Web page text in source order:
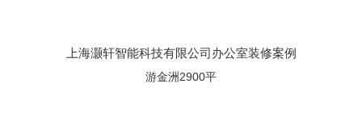
上海灏轩智能科技有限公司办公室装修案例
游金洲2900平